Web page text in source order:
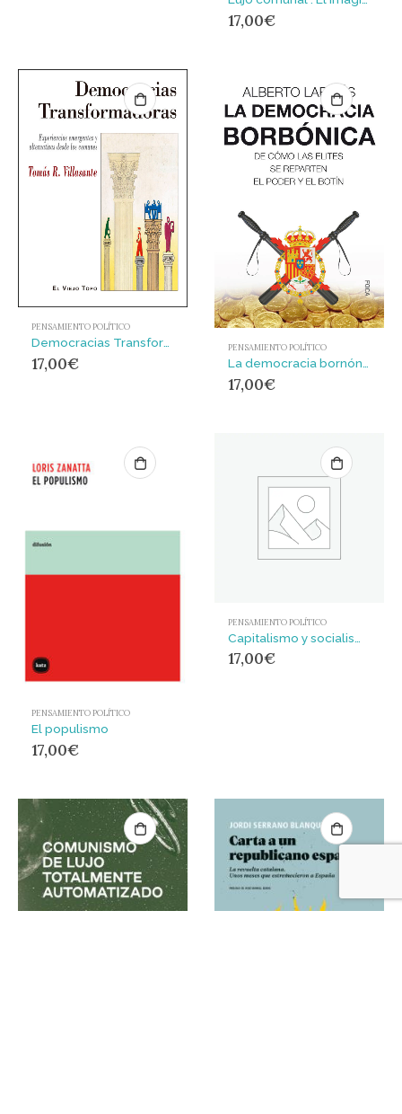
17,00€
PENSAMIENTO POLÍTICO
Democracias Transformadoras : Experiencias emergentes y alternativas desde los comunes
17,00€
PENSAMIENTO POLÍTICO
17,00€
PENSAMIENTO POLÍTICO
El populismo
17,00€
PENSAMIENTO POLÍTICO
17,00€